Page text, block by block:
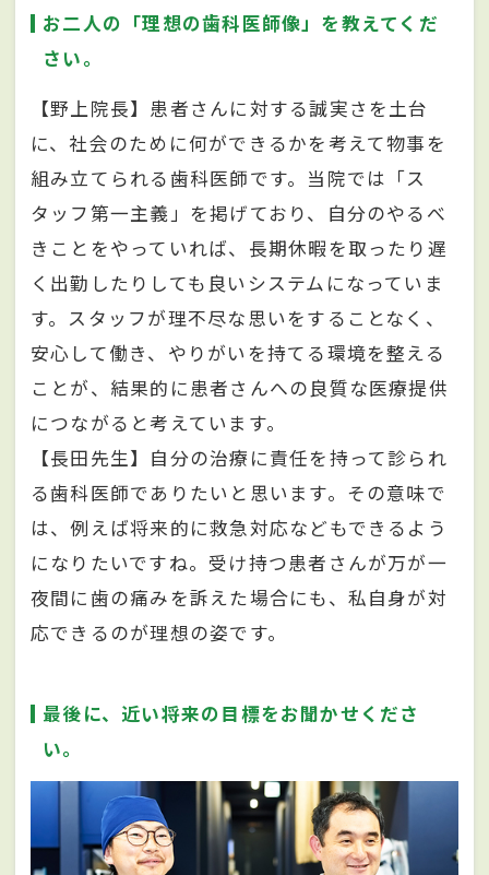
お二人の「理想の歯科医師像」を教えてくだ
さい。
【野上院長】患者さんに対する誠実さを土台
に、社会のために何ができるかを考えて物事を
組み立てられる歯科医師です。当院では「ス
タッフ第一主義」を掲げており、自分のやるべ
きことをやっていれば、長期休暇を取ったり遅
く出勤したりしても良いシステムになっていま
す。スタッフが理不尽な思いをすることなく、
安心して働き、やりがいを持てる環境を整える
ことが、結果的に患者さんへの良質な医療提供
につながると考えています。
【長田先生】自分の治療に責任を持って診られ
る歯科医師でありたいと思います。その意味で
は、例えば将来的に救急対応などもできるよう
になりたいですね。受け持つ患者さんが万が一
夜間に歯の痛みを訴えた場合にも、私自身が対
応できるのが理想の姿です。
最後に、近い将来の目標をお聞かせくださ
い。